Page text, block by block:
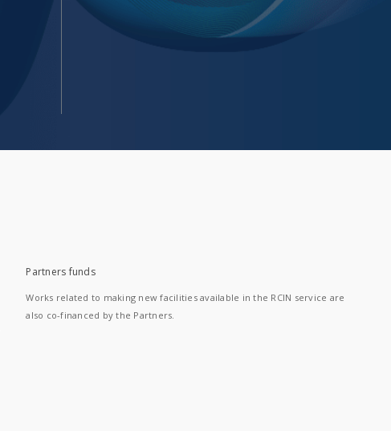
Partners funds
Works related to making new facilities available in the RCIN service are
also co-financed by the Partners.